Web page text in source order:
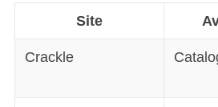
Site
Crackle